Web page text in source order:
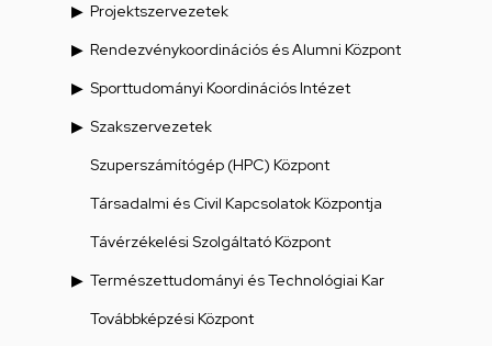
Projektszervezetek
Rendezvénykoordinációs és Alumni Központ
Sporttudományi Koordinációs Intézet
Szakszervezetek
Szuperszámítógép (HPC) Központ
Társadalmi és Civil Kapcsolatok Központja
Távérzékelési Szolgáltató Központ
Természettudományi és Technológiai Kar
Továbbképzési Központ